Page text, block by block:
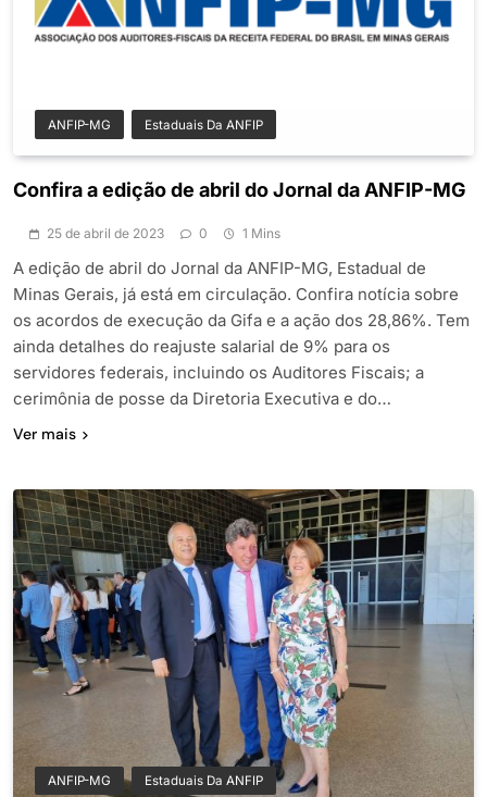
ANFIP-MG Estaduais Da ANFIP
Confira a edição de abril do Jornal da ANFIP-MG
25 de abril de 2023 0 1 Mins
A edição de abril do Jornal da ANFIP-MG, Estadual de
Minas Gerais, já está em circulação. Confira notícia sobre
os acordos de execução da Gifa e a ação dos 28,86%. Tem
ainda detalhes do reajuste salarial de 9% para os
servidores federais, incluindo os Auditores Fiscais; a
cerimônia de posse da Diretoria Executiva e do…
Ver mais
ANFIP-MG Estaduais Da ANFIP